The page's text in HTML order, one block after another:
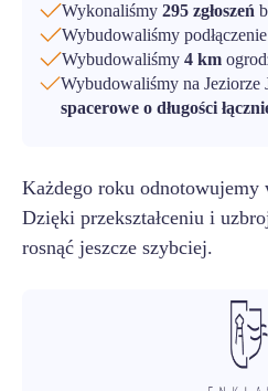
Wykonaliśmy 295 zgłoszeń
Wybudowaliśmy
Wybudowaliśmy 4 km
Wybudowaliśmy na Jeziorze
spacerowe o długości
Każdego roku odnotowujemy
Dzięki przekształceniu i
rosnąć jeszcze szybciej.